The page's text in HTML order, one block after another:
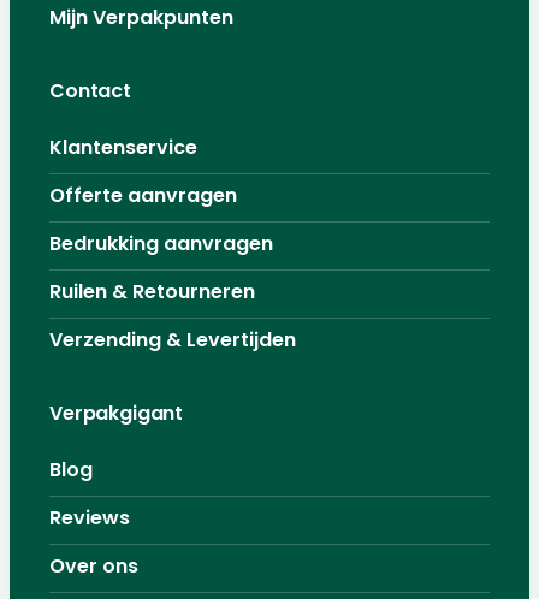
Mijn Verpakpunten
Contact
Klantenservice
Offerte aanvragen
Bedrukking aanvragen
Ruilen & Retourneren
Verzending & Levertijden
Verpakgigant
Blog
Reviews
Over ons